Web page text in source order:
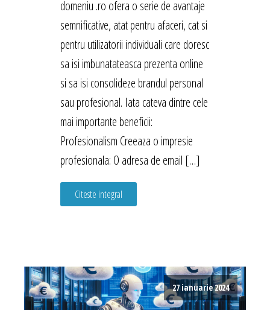
domeniu .ro ofera o serie de avantaje
semnificative, atat pentru afaceri, cat si
pentru utilizatorii individuali care doresc
sa isi imbunatateasca prezenta online
si sa isi consolideze brandul personal
sau profesional. Iata cateva dintre cele
mai importante beneficii:
Profesionalism Creeaza o impresie
profesionala: O adresa de email […]
Citeste integral
27 ianuarie 2024